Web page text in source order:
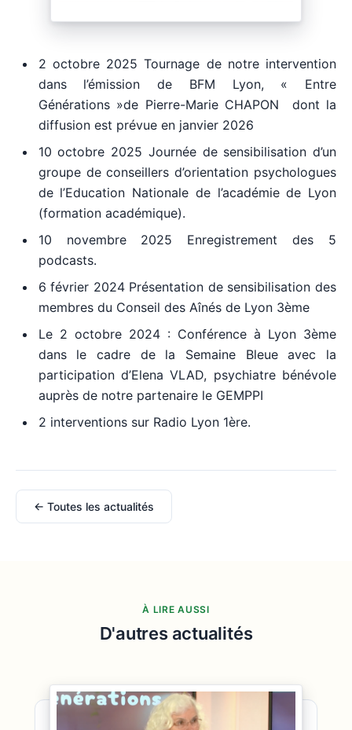
2 octobre 2025 Tournage de notre intervention
dans l’émission de BFM Lyon, « Entre
Générations »de Pierre-Marie CHAPON dont la
diffusion est prévue en janvier 2026
10 octobre 2025 Journée de sensibilisation d’un
groupe de conseillers d’orientation psychologues
de l’Education Nationale de l’académie de Lyon
(formation académique).
10 novembre 2025 Enregistrement des 5
podcasts.
6 février 2024 Présentation de sensibilisation des
membres du Conseil des Aînés de Lyon 3ème
Le 2 octobre 2024 : Conférence à Lyon 3ème
dans le cadre de la Semaine Bleue avec la
participation d’Elena VLAD, psychiatre bénévole
auprès de notre partenaire le GEMPPI
2 interventions sur Radio Lyon 1ère.
← Toutes les actualités
À LIRE AUSSI
D'autres actualités